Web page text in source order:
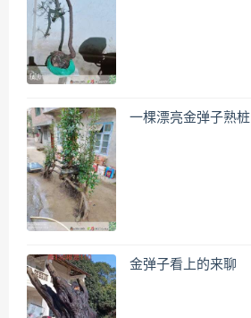
一棵漂亮金弹子熟桩
金弹子看上的来聊